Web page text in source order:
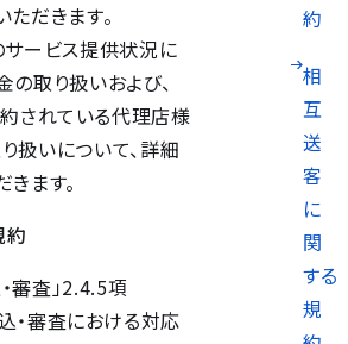
約
相
互
送
客
に
関
する
規
だきます。
サービス提供状況に
の取り扱いおよび、
されている代理店様
扱いについて、詳細
ます。
約
審査」2.4.5項
・審査における対応